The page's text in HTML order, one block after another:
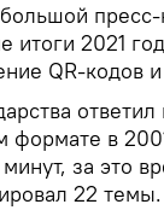
итоги 2021
QR-кодов
формате в
за это
22 темы.